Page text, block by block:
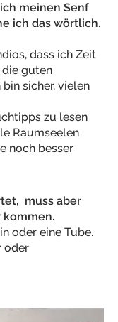
meinen Senf
ich das wörtlich.
dass ich Zeit
die guten
sicher, vielen
zu lesen
Raumseelen
noch besser
muss aber
kommen.
oder eine Tube.
oder